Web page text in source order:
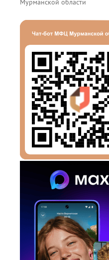
Мурманской области